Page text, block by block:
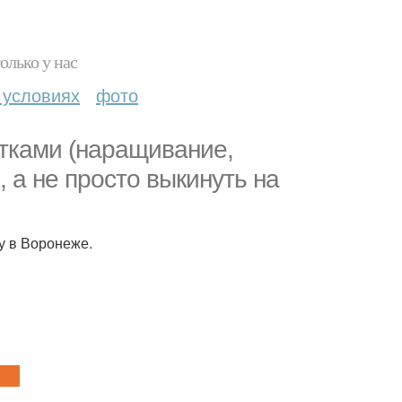
у нас
фото
(наращивание,
не просто выкинуть на
в Воронеже.